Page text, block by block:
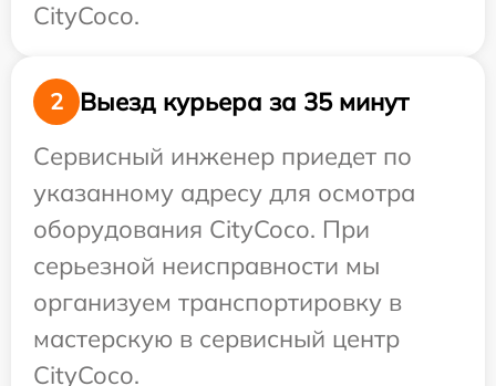
CityCoco.
2
Выезд курьера за 35 минут
Сервисный инженер приедет по
указанному адресу для осмотра
оборудования CityCoco. При
серьезной неисправности мы
организуем транспортировку в
мастерскую в сервисный центр
CityCoco.